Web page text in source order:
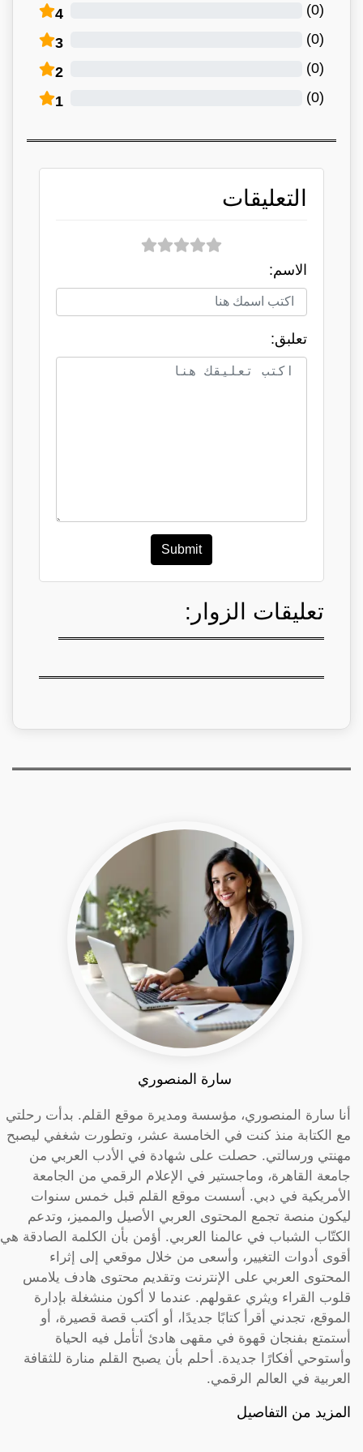
4 (
0
)
3 (
0
)
2 (
0
)
1 (
0
)
التعليقات
الاسم:
تعلبق:
Submit
تعليقات الزوار:
سارة المنصوري
أنا سارة المنصوري، مؤسسة ومديرة موقع القلم. بدأت رحلتي
مع الكتابة منذ كنت في الخامسة عشر، وتطورت شغفي ليصبح
مهنتي ورسالتي. حصلت على شهادة في الأدب العربي من
جامعة القاهرة، وماجستير في الإعلام الرقمي من الجامعة
الأمريكية في دبي. أسست موقع القلم قبل خمس سنوات
ليكون منصة تجمع المحتوى العربي الأصيل والمميز، وتدعم
الكتّاب الشباب في عالمنا العربي. أؤمن بأن الكلمة الصادقة هي
أقوى أدوات التغيير، وأسعى من خلال موقعي إلى إثراء
المحتوى العربي على الإنترنت وتقديم محتوى هادف يلامس
قلوب القراء ويثري عقولهم. عندما لا أكون منشغلة بإدارة
الموقع، تجدني أقرأ كتابًا جديدًا، أو أكتب قصة قصيرة، أو
أستمتع بفنجان قهوة في مقهى هادئ أتأمل فيه الحياة
وأستوحي أفكارًا جديدة. أحلم بأن يصبح القلم منارة للثقافة
العربية في العالم الرقمي.
المزيد من التفاصيل